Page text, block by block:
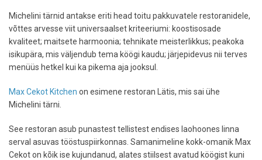
Michelini tärnid antakse eriti head toitu pakkuvatele restoranidele,
võttes arvesse viit universaalset kriteeriumi: koostisosade
kvaliteet; maitsete harmoonia; tehnikate meisterlikkus; peakoka
isikupära, mis väljendub tema köögi kaudu; järjepidevus nii terves
menüüs hetkel kui ka pikema aja jooksul.
Max Cekot Kitchen on esimene restoran Lätis, mis sai ühe
Michelini tärni.
See restoran asub punastest tellistest endises laohoones linna
serval asuvas tööstuspiirkonnas. Samanimeline kokk-omanik Max
Cekot on kõik ise kujundanud, alates stiilsest avatud köögist kuni